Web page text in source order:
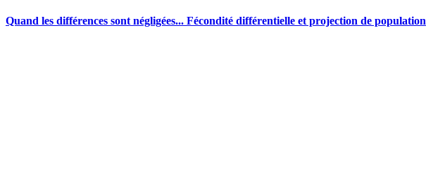
Quand les différences sont négligées... Fécondité différentielle et projection de population